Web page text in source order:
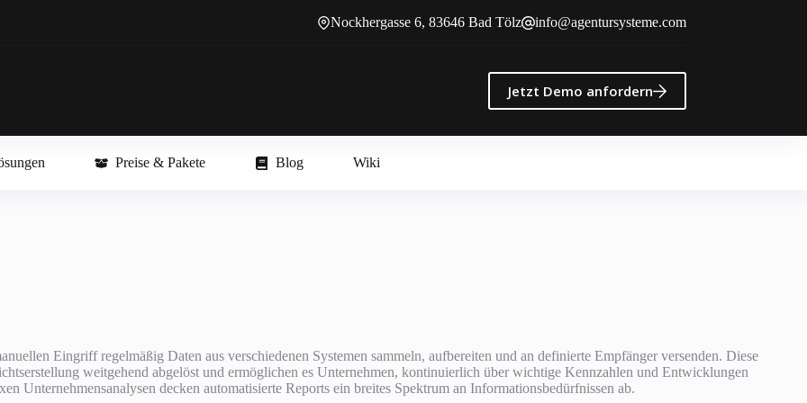
Nockhergasse 6, 83646 Bad Tölz info@agentursysteme.com
Jetzt Demo anfordern
Preise & Pakete Blog Wiki
Eingriff regelmäßig Daten aus verschiedenen Systemen sammeln, aufbereiten und an definierte Empfänger versenden. Diese
weitgehend abgelöst und ermöglichen es Unternehmen, kontinuierlich über wichtige Kennzahlen und Entwicklungen
Unternehmensanalysen decken automatisierte Reports ein breites Spektrum an Informationsbedürfnissen ab.